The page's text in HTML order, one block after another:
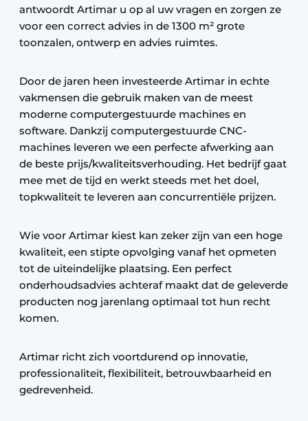
antwoordt Artimar u op al uw vragen en zorgen ze
voor een correct advies in de 1300 m² grote
toonzalen, ontwerp en advies ruimtes.
Door de jaren heen investeerde Artimar in echte
vakmensen die gebruik maken van de meest
moderne computergestuurde machines en
software. Dankzij computergestuurde CNC-
machines leveren we een perfecte afwerking aan
de beste prijs/kwaliteitsverhouding. Het bedrijf gaat
mee met de tijd en werkt steeds met het doel,
topkwaliteit te leveren aan concurrentiële prijzen.
Wie voor Artimar kiest kan zeker zijn van een hoge
kwaliteit, een stipte opvolging vanaf het opmeten
tot de uiteindelijke plaatsing. Een perfect
onderhoudsadvies achteraf maakt dat de geleverde
producten nog jarenlang optimaal tot hun recht
komen.
Artimar richt zich voortdurend op innovatie,
professionaliteit, flexibiliteit, betrouwbaarheid en
gedrevenheid.